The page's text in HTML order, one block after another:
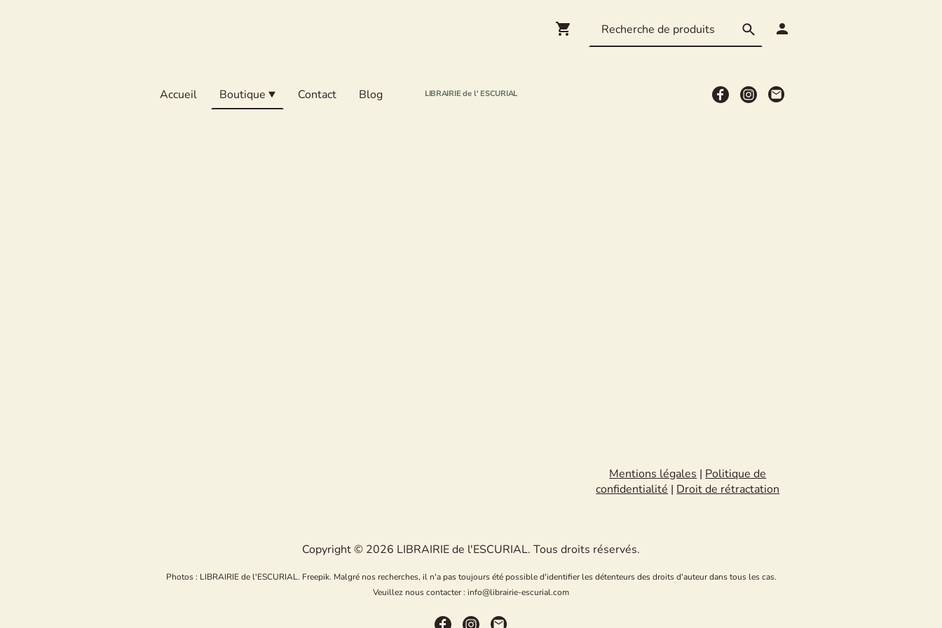
Accueil Boutique Contact Blog LIBRAIRIE de l' ESCURIAL
Mentions légales|Politique de
confidentialité|Droit de rétractation
Copyright © 2026 LIBRAIRIE de l'ESCURIAL. Tous droits réservés.
Photos : LIBRAIRIE de l'ESCURIAL. Freepik. Malgré nos recherches, il n'a pas toujours été possible d'identifier les détenteurs des droits d'auteur dans tous les cas.
Veuillez nous contacter : info@librairie-escurial.com